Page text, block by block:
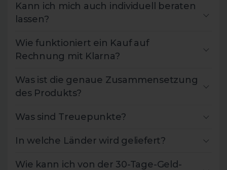
Kann ich mich auch individuell beraten
lassen?
Wie funktioniert ein Kauf auf
Rechnung mit Klarna?
Was ist die genaue Zusammensetzung
des Produkts?
Was sind Treuepunkte?
In welche Länder wird geliefert?
Wie kann ich von der 30-Tage-Geld-